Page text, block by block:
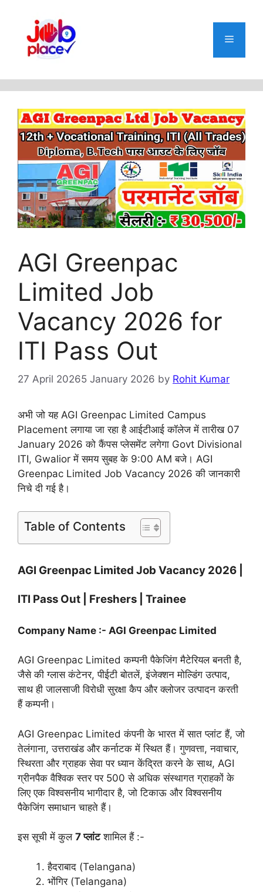
content
Menu
AGI Greenpac
Limited Job
Vacancy 2026 for
ITI Pass Out
27 April 20265 January 2026 by Rohit Kumar
अभी जो यह AGI Greenpac Limited Campus
Placement लगाया जा रहा है आईटीआई कॉलेज में तारीख 07
January 2026 को कैंपस प्लेसमेंट लगेगा Govt Divisional
ITI, Gwalior में समय सुबह के 9:00 AM बजे। AGI
Greenpac Limited Job Vacancy 2026 की जानकारी
निचे दी गई है।
Table of Contents
AGI Greenpac Limited Job Vacancy 2026 |
ITI Pass Out | Freshers | Trainee
Company Name :- AGI Greenpac Limited
AGI Greenpac Limited कम्पनी पैकेजिंग मैटेरियल बनती है,
जैसे की ग्लास कंटेनर, पीईटी बोतलें, इंजेक्शन मोल्डिंग उत्पाद,
साथ ही जालसाजी विरोधी सुरक्षा कैप और क्लोजर उत्पादन करती
हैं कम्पनी।
AGI Greenpac Limited कंपनी के भारत में सात प्लांट हैं, जो
तेलंगाना, उत्तराखंड और कर्नाटक में स्थित हैं। गुणवत्ता, नवाचार,
स्थिरता और ग्राहक सेवा पर ध्यान केंद्रित करने के साथ, AGI
ग्रीनपैक वैश्विक स्तर पर 500 से अधिक संस्थागत ग्राहकों के
लिए एक विश्वसनीय भागीदार है, जो टिकाऊ और विश्वसनीय
पैकेजिंग समाधान चाहते हैं।
इस सूची में कुल 7 प्लांटशामिल हैं :-
हैदराबाद (Telangana)
भोंगिर (Telangana)